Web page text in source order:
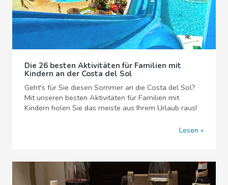
Die 26 besten Aktivitäten für Familien mit
Kindern an der Costa del Sol
Geht's für Sie diesen Sommer an die Costa del Sol?
Mit unseren besten Aktivitäten für Familien mit
Kindern holen Sie das meiste aus Ihrem Urlaub raus!
Lesen